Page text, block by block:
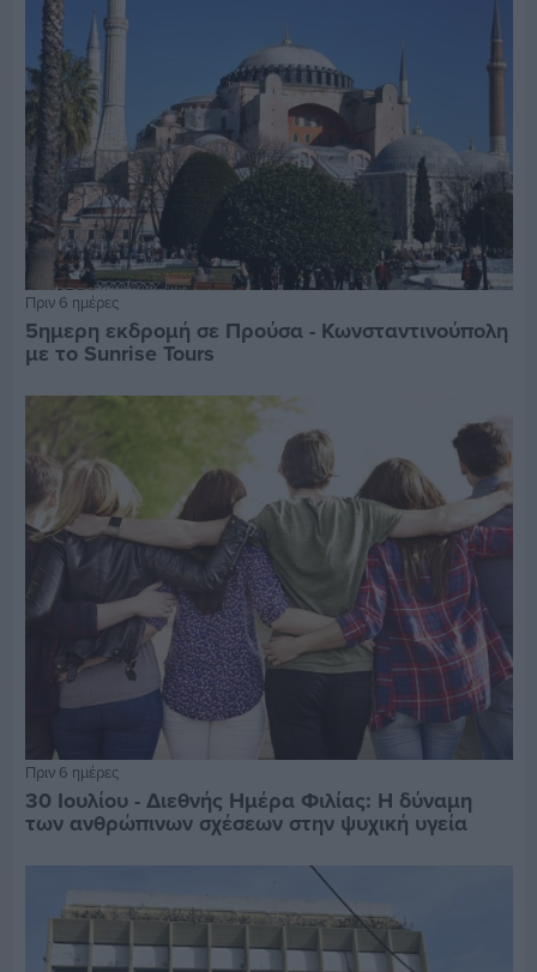
Πριν 6 ημέρες
5ημερη εκδρομή σε Προύσα - Κωνσταντινούπολη
με το Sunrise Tours
Πριν 6 ημέρες
30 Ιουλίου - Διεθνής Ημέρα Φιλίας: Η δύναμη
των ανθρώπινων σχέσεων στην ψυχική υγεία